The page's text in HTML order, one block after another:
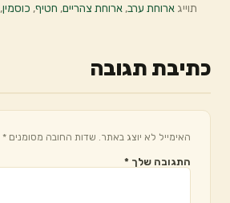
תוייג ארוחת ערב, ארוחת צהריים, חטיף, כוסמין,
כתיבת תגובה
האימייל לא יוצג באתר. שדות החובה מסומנים *
התגובה שלך *